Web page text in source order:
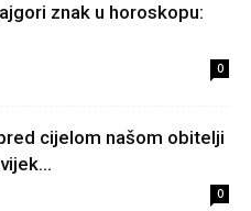
znak u horoskopu:
0
cijelom našom obitelji
0